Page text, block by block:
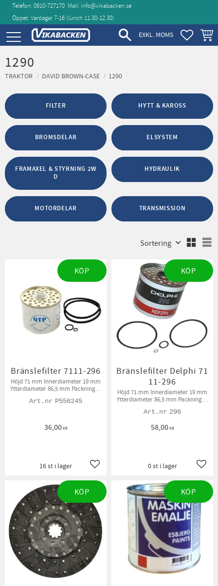
Meny
Telefon: 0910-727170 Mail: info@vikabacken.se
Öppet: Vardagar 7-16 (lunch 11.30‑12.30)
EXKL. MOMS
1290
TRAKTOR DAVID BROWN-CASE 1290
FILTER HYTT & KAROSS
BROMSDELAR ELSYSTEM
FRAMAXEL & STYRNING 2W
D
HYDRAULIK
MOTORDELAR TRANSMISSION
Bränslefilter 7111-296
Höjd 71 mm Innerdiameter 19 mm
Ytterdiameter 86,5 mm Packningar
P556245
36,00KR
Lägg till i favoriter
16 st i lager
KÖP
Bränslefilter Delphi 71
11-296
Höjd 71 mm Innerdiameter 19 mm
Ytterdiameter 86,5 mm Packningar
296
58,00KR
0 st i lager
KÖP
KÖP KÖP